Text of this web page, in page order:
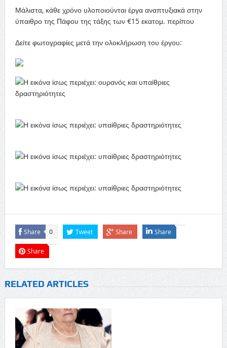
Μάλιστα, κάθε χρόνο υλοποιούνται έργα αναπτυξιακά στην
ύπαιθρο της Πάφου της τάξης των €15 εκατομ. περίπου
Δείτε φωτογραφίες μετά την ολοκλήρωση του έργου:
Share 0 Tweet Share Share
Share
RELATED ARTICLES